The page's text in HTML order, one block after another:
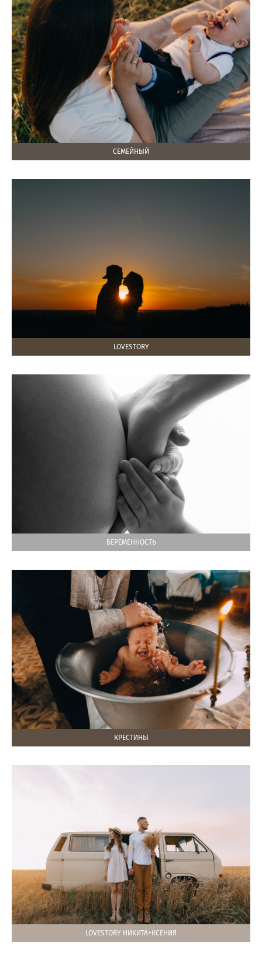
СЕМЕЙНЫЙ
LOVESTORY
БЕРЕМЕННОСТЬ
КРЕСТИНЫ
LOVESTORY НИКИТА+КСЕНИЯ